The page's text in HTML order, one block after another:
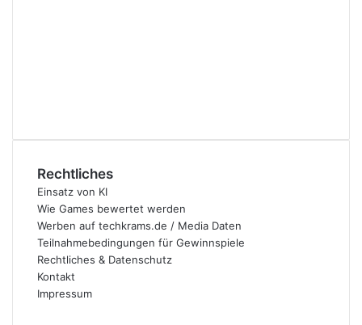
Rechtliches
Einsatz von KI
Wie Games bewertet werden
Werben auf techkrams.de / Media Daten
Teilnahmebedingungen für Gewinnspiele
Rechtliches & Datenschutz
Kontakt
Impressum